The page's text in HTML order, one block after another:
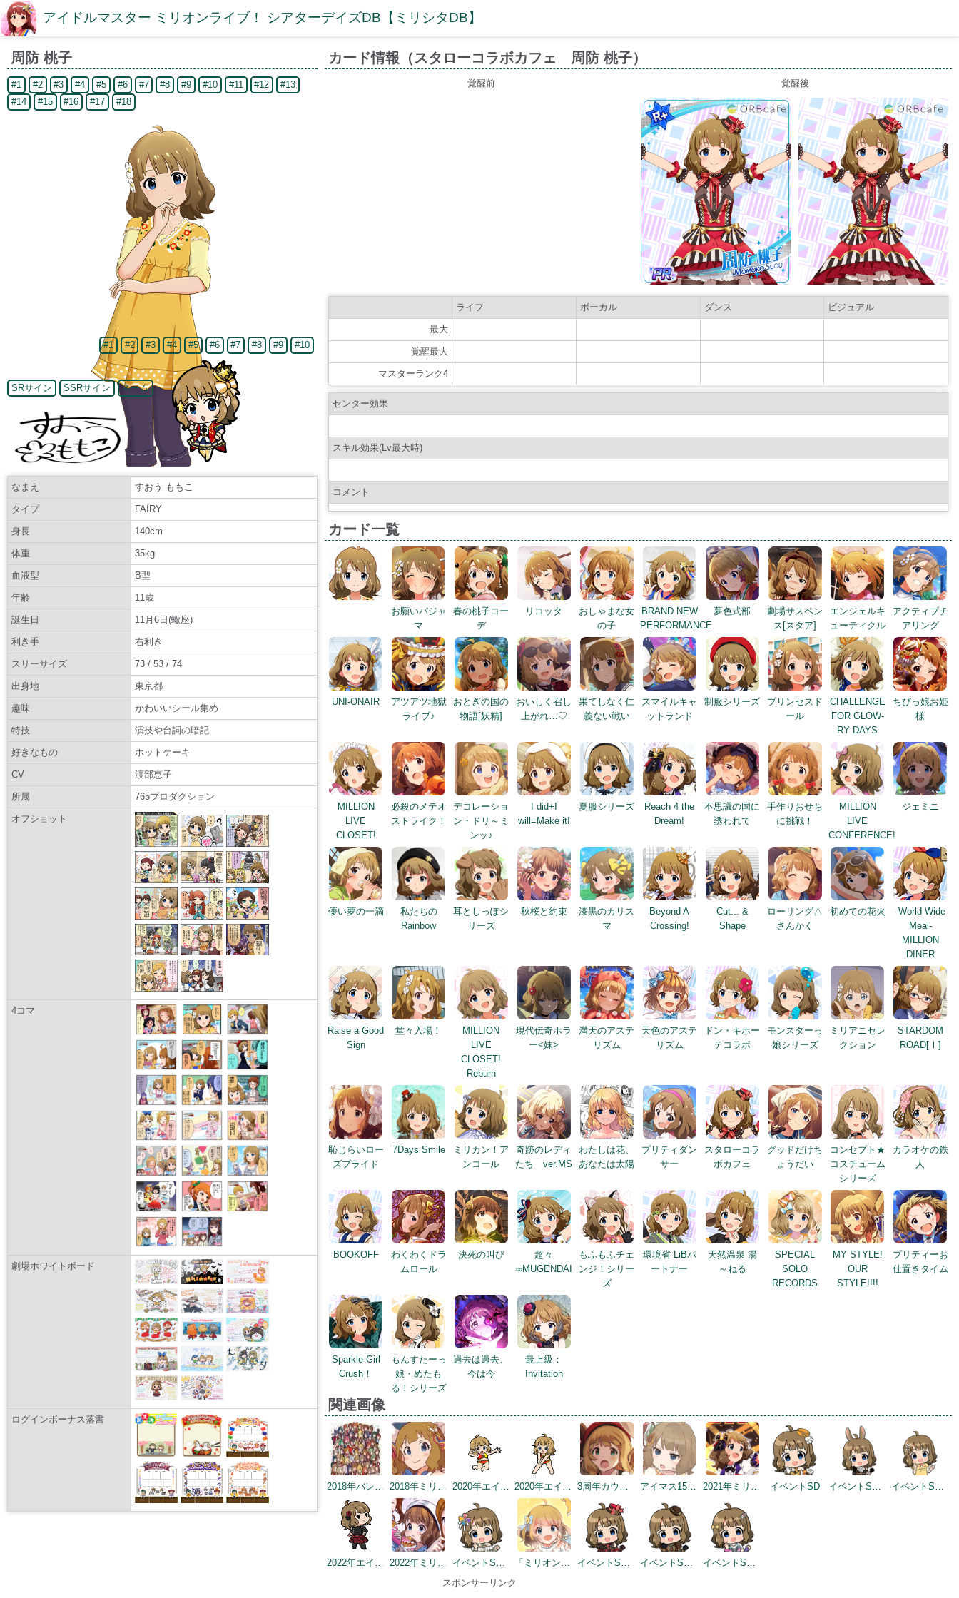
アイドルマスター ミリオンライブ！ シアターデイズDB【ミリシタDB】
周防 桃子
#1 #2 #3 #4 #5 #6 #7 #8 #9 #10 #11 #12
#13
#14
#15 #16 #17 #18
#1 #2 #3 #4 #5 #6 #7 #8 #9 #10
SRサイン SSRサイン ネーム
なまえ すおう ももこ
タイプ FAIRY
身長 140cm
体重 35kg
血液型 B型
年齢 11歳
誕生日 11月6日(蠍座)
利き手 右利き
スリーサイズ 73 / 53 / 74
出身地 東京都
趣味 かわいいシール集め
特技 演技や台詞の暗記
好きなもの ホットケーキ
CV 渡部恵子
所属 765プロダクション
オフショット
4コマ
劇場ホワイトボード
ログインボーナス落書
カード情報（スタローコラボカフェ 周防 桃子）
覚醒前 覚醒後
ライフ ボーカル ダンス ビジュアル
最大
覚醒最大
マスターランク4
センター効果
スキル効果(Lv最大時)
コメント
カード一覧
お願いパジャ
マ
春の桃子コー
デ
リコッタ
おしゃまな女
の子
BRAND NEW
PERFORMANCE
夢色式部
劇場サスペン
ス[スタア]
エンジェルキ
ューティクル
アクティブチ
アリング
UNI-ONAIR
アツアツ地獄
ライブ♪
おとぎの国の
物語[妖精]
おいしく召し
上がれ…♡
果てしなく仁
義ない戦い
スマイルキャ
ットランド
制服シリーズ
プリンセスド
ール
CHALLENGE
FOR GLOW-
RY DAYS
ちびっ娘お姫
様
MILLION
LIVE
CLOSET!
必殺のメテオ
ストライク！
デコレーショ
ン・ドリ～ミ
ンッ♪
I did+I
will=Make it!
夏服シリーズ
Reach 4 the
Dream!
不思議の国に
誘われて
手作りおせち
に挑戦！
MILLION
LIVE
CONFERENCE!
ジェミニ
儚い夢の一滴
私たちの
Rainbow
耳としっぽシ
リーズ
秋桜と約束
漆黒のカリス
マ
Beyond A
Crossing!
Cut... &
Shape
ローリング△
さんかく
初めての花火
-World Wide
Meal-
MILLION
DINER
Raise a Good
Sign
堂々入場！
MILLION
LIVE
CLOSET!
Reburn
現代伝奇ホラ
ー<妹>
満天のアステ
リズム
天色のアステ
リズム
ドン・キホー
テコラボ
モンスターっ
娘シリーズ
ミリアニセレ
クション
STARDOM
ROAD[Ⅰ]
恥じらいロー
ズブライド
7Days Smile
ミリカン！ア
ンコール
奇跡のレディ
たち ver.MS
わたしは花、
あなたは太陽
プリティダン
サー
スタローコラ
ボカフェ
グッドだけち
ょうだい
コンセプト★
コスチューム
シリーズ
カラオケの鉄
人
BOOKOFF
わくわくドラ
ムロール
決死の叫び
超々
∞MUGENDAI
もふもふチェ
ンジ！シリー
ズ
環境省 LiBパ
ートナー
天然温泉 湯
～ねる
SPECIAL
SOLO
RECORDS
MY STYLE!
OUR
STYLE!!!!
プリティーお
仕置きタイム
Sparkle Girl
Crush！
もんすたーっ
娘・めたも
る！シリーズ
過去は過去、
今は今
最上級：
Invitation
関連画像
2018年バレンタインデー公式ツイート 2018年ミリシタ感謝祭 2020年エイプリルフールネタ 2020年エイプリルフールネタ 3周年カウントダウンイラスト アイマス15周年記念 2021年ミリシタ4周年トップ画面 イベントSD イベントSD #2 イベントSD #3
2022年エイプリルフールネタ 2022年ミリシタ5周年カウントダウン（3日前） イベントSD #6 「ミリオンリンケージ 天色のアステリズム編」開催記念 イベントSD #330 イベントSD #399
イベントSD #432
スポンサーリンク